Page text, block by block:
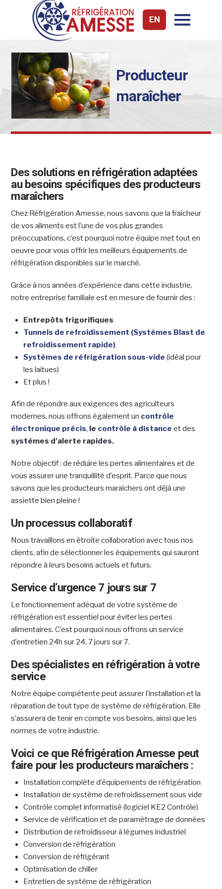
EN
Producteur
maraîcher
Des solutions en réfrigération adaptées
au besoins spécifiques des producteurs
maraîchers
Chez Réfrigération Amesse, nous savons que la fraîcheur
de vos aliments est l’une de vos plus grandes
préoccupations, c’est pourquoi notre équipe met tout en
oeuvre pour vous offrir les meilleurs équipements de
réfrigération disponibles sur le marché.
Grâce à nos années d’expérience dans cette industrie,
notre entreprise familiale est en mesure de fournir des :
Entrepôts frigorifiques
Tunnels de refroidissement (Systèmes Blast de
refroidissement rapide)
Systèmes de réfrigération sous-vide(idéal pour
les laitues)
Et plus !
Afin de répondre aux exigences des agriculteurs
modernes, nous offrons également un contrôle
électronique précis, le contrôle à distanceet des
systèmes d’alerte rapides.
Notre objectif : de réduire les pertes alimentaires et de
vous assurer une tranquillité d’esprit. Parce que nous
savons que les producteurs maraîchers ont déjà une
assiette bien pleine !
Un processus collaboratif
Nous travaillons en étroite collaboration avec tous nos
clients, afin de sélectionner les équipements qui sauront
répondre à leurs besoins actuels et futurs.
Service d’urgence 7 jours sur 7
Le fonctionnement adéquat de votre système de
réfrigération est essentiel pour éviter les pertes
alimentaires. C’est pourquoi nous offrons un service
d’entretien 24h sur 24, 7 jours sur 7.
Des spécialistes en réfrigération à votre
service
Notre équipe compétente peut assurer l’installation et la
réparation de tout type de système de réfrigération. Elle
s’assurera de tenir en compte vos besoins, ainsi que les
normes de votre industrie.
Voici ce que Réfrigération Amesse peut
faire pour les producteurs maraîchers :
Installation complète d’équipements de réfrigération
Installation de système de refroidissement sous vide
Contrôle complet informatisé (logiciel KE2 Contrôle)
Service de vérification et de paramètrage de données
Distribution de refroidisseur à légumes industriel
Conversion de réfrigération
Conversion de réfrigérant
Optimisation de chiller
Entretien de système de réfrigération